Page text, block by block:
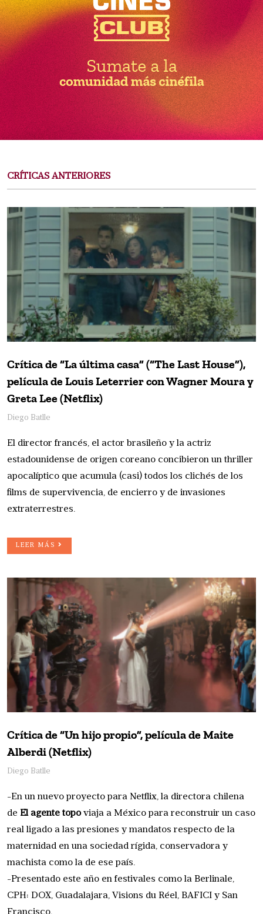
CRÍTICAS ANTERIORES
Crítica de “La última casa” (“The Last House”),
película de Louis Leterrier con Wagner Moura y
Greta Lee (Netflix)
Diego Batlle
El director francés, el actor brasileño y la actriz
estadounidense de origen coreano concibieron un thriller
apocalíptico que acumula (casi) todos los clichés de los
films de supervivencia, de encierro y de invasiones
extraterrestres.
LEER MÁS
Crítica de “Un hijo propio”, película de Maite
Alberdi (Netflix)
Diego Batlle
-En un nuevo proyecto para Netflix, la directora chilena
de El agente topoviaja a México para reconstruir un caso
real ligado a las presiones y mandatos respecto de la
maternidad en una sociedad rígida, conservadora y
machista como la de ese país.
-Presentado este año en festivales como la Berlinale,
CPH: DOX, Guadalajara, Visions du Réel, BAFICI y San
Francisco.